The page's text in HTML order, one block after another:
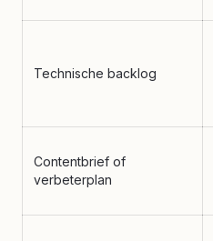
Technische backlog
Contentbrief of
verbeterplan